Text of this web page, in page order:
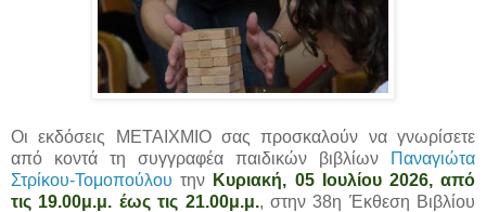
Οι εκδόσεις ΜΕΤΑΙΧΜΙΟ σας προσκαλούν να γνωρίσετε
από κοντά τη συγγραφέα παιδικών βιβλίων
Παναγιώτα
Στρίκου-Τομοπούλου την Κυριακή, 05 Ιουλίου 2026, από
τις 19.00μ.μ. έως τις 21.00μ.μ., στην 38η Έκθεση Βιβλίου